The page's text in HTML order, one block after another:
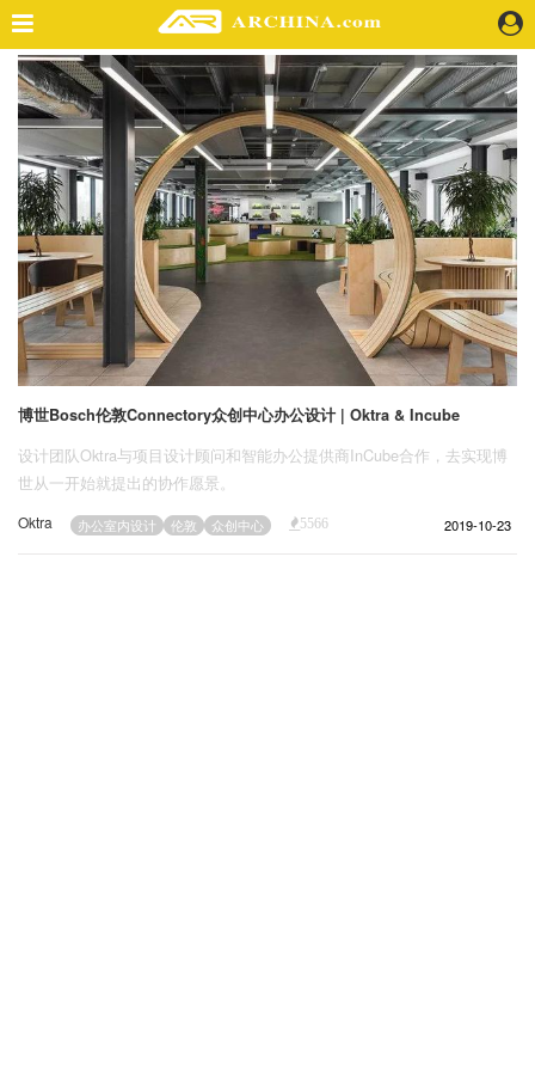
精选案例
建 筑
景 观
室 内
视 频
头条资讯
业 界
机 构
人 物
地 产
快速搜索
企业招聘
博世Bosch伦敦Connectory众创中心办公设计 | Oktra & Incube
设计团队Oktra与项目设计顾问和智能办公提供商InCube合作，去实现博
世从一开始就提出的协作愿景。
Oktra 办公室内设计 伦敦 众创中心 5566 2019-10-23